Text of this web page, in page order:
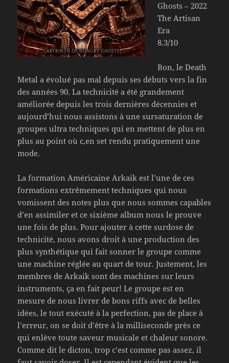
Ghosts – 2022
The Artisan
Era
8.3/10
Bon, le Death
Metal a évolué pas mal depuis ses débuts vers la fin
des années 90. La technicité a été grandement
améliorée depuis les trois dernières décennies et
aujourd’hui nous assistons à une sursaturation de
groupes ultra techniques qui en mettent de plus en
plus au point où c,en set rendu pratiquement une
mode.
La formation Américaine Arkaik est l’une de ces
formations extrêmement techniques qui nous
vomissent des notes plus que nous sommes capables
d’en assimiler et ce sixième album nous le prouve
une fois de plus. Pour ajouter à cette surdose de
technicité, nous avons droit à une production des
plus synthétique qui fait sonner le groupe comme
une machine réglée au quart de tour. Justement, les
membres de Arkaik sont des machines sur leurs
instruments, ça en fait peur! Le groupe est en
mesure de nous livrer de bons riffs avec de belles
idées, le tout exécuté à la perfection, pas de place à
l’erreur, on se doit d’être à la milliseconde près ce
qui enlève toute saveur musicale et chaleur sonore.
Comme dit le dicton, trop c’est comme pas assez, il